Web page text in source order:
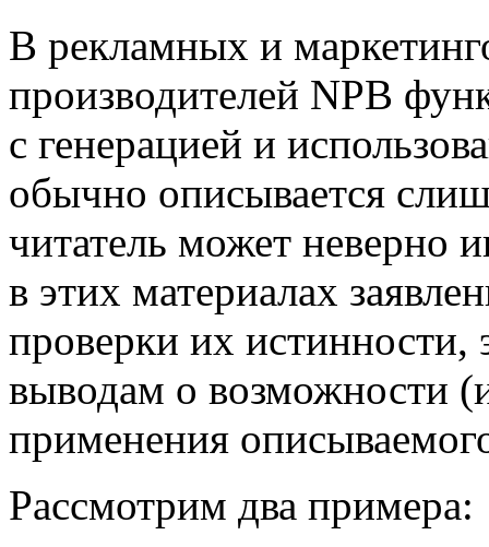
В рекламных и
производителей NPB
с генерацией и
обычно описывается
читатель может неверно
в этих материалах
проверки их
выводам о возможности
применения
Рассмотрим два примера: